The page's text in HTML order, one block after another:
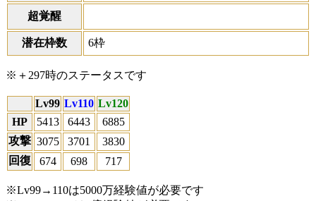
超覚醒
潜在枠数 6枠
※＋297時のステータスです
Lv99 Lv110 Lv120
HP
5413 6443
6885
攻撃 3075 3701
3830
回復
674 698 717
※Lv99→110は5000万経験値が必要です